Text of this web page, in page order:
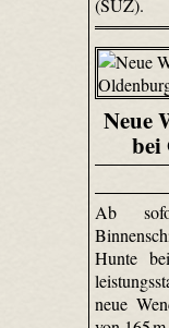
(SUZ).
Neue
bei
Ab
Hunte
neue